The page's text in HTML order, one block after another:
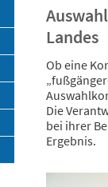
Landes
Ob eine
Die
bei ihrer
Ergebnis.